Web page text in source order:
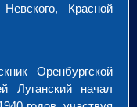
Красной
Оренбургской
Луганский начал